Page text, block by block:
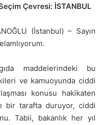
Çevresi: İSTANBUL
(İstanbul) – Sayın
maddelerindeki bu
ve kamuoyunda ciddi
konusu hakikaten
bir tarafta duruyor, ciddi
Tabii, bakanlık her yıl